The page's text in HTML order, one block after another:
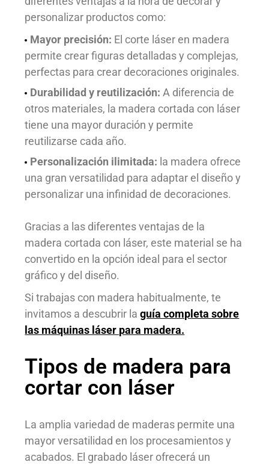
personalizar productos como:
Mayor precisión: El corte láser en madera
permite crear figuras detalladas y complejas,
perfectas para crear decoraciones originales.
Durabilidad y reutilización: A diferencia de
otros materiales, la madera cortada con láser
tiene una mayor duración y permite
reutilizarse cada año.
Personalización ilimitada: la madera ofrece
una gran versatilidad para adaptar el diseño y
personalizar una infinidad de decoraciones.
Gracias a las diferentes ventajas de la
madera cortada con láser, este material se ha
convertido en la opción ideal para el sector
gráfico y del diseño.
Si trabajas con madera habitualmente, te
invitamos a descubrir laguía completa sobre
las máquinas láser para madera.
Tipos de madera para
cortar con láser
La amplia variedad de maderas permite una
mayor versatilidad en los procesamientos y
acabados. El grabado láser ofrecerá un